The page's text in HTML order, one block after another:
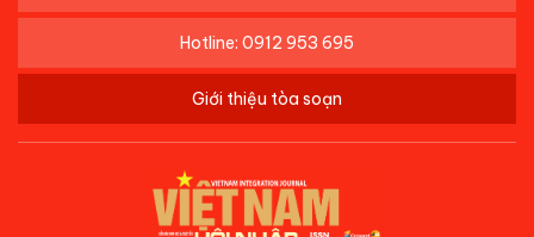
Hotline: 0912 953 695
Giới thiệu tòa soạn